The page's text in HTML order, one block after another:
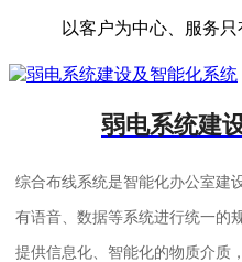
以客户为中心、服务
弱电系统建
综合布线系统是智能化办公室建
有语音、数据等系统进行统一的
提供信息化、智能化的物质介质